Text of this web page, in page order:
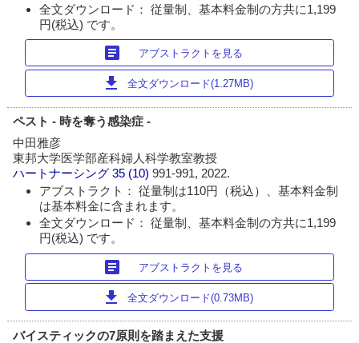
全文ダウンロード： 従量制、基本料金制の方共に1,199
円(税込) です。
article アブストラクトを見る
download 全文ダウンロード(1.27MB)
ペスト - 時を奪う感染症 -
中田雅彦
東邦大学医学部産科婦人科学教室教授
ハートナーシング 35 (10)991-991, 2022.
アブストラクト： 従量制は110円（税込）、基本料金制
は基本料金に含まれます。
全文ダウンロード： 従量制、基本料金制の方共に1,199
円(税込) です。
article アブストラクトを見る
download 全文ダウンロード(0.73MB)
バイスティックの7原則を踏まえた支援